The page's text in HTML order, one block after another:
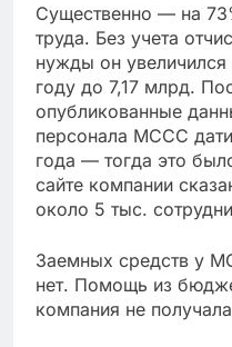
Существенно — на
труда. Без учета
нужды он
году до 7,17 млрд.
опубликованные
персонала МССС
года — тогда это
сайте компании
около 5 тыс.
Заемных средств у
нет. Помощь из
компания не